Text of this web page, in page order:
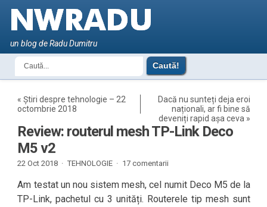
un blog de Radu Dumitru
«Știri despre tehnologie – 22
octombrie 2018
Dacă nu sunteți deja eroi
naționali, ar fi bine să
deveniți rapid așa ceva »
Review: routerul mesh TP-Link Deco
M5 v2
22 Oct 2018 · TEHNOLOGIE · 17 comentarii
Am testat un nou sistem mesh, cel numit Deco M5 de la
TP-Link, pachetul cu 3 unități. Routerele tip mesh sunt